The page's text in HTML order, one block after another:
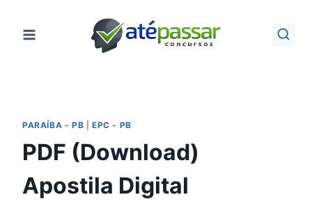
para
PARAÍBA - PB EPC - PB
PDF (Download)
Apostila Digital